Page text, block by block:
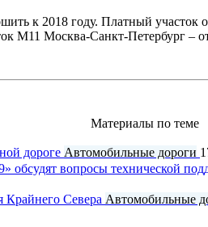
к 2018 году. Платный участок
М11 Москва-Санкт-Петербург –
Материалы по теме
дороге Автомобильные дороги
вопросы технической
Крайнего Севера Автомобильные